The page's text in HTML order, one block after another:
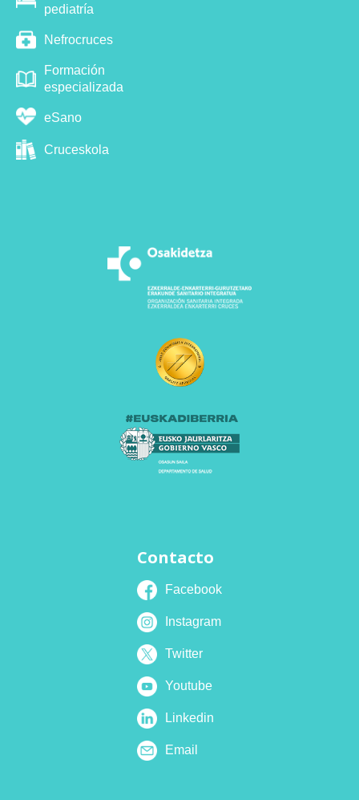
pediatría
Nefrocruces
Formación
especializada
eSano
Cruceskola
Contacto
Facebook
Instagram
Twitter
Youtube
Linkedin
Email